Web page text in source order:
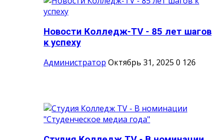
Новости Колледж-TV - 85 лет шагов
к успеху
Администратор Октябрь 31, 2025 0 126